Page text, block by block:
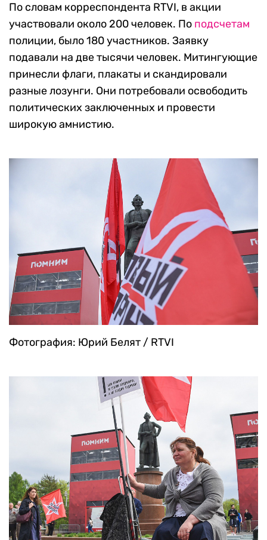
По словам корреспондента RTVI, в акции
участвовали около 200 человек. По подсчетам
полиции, было 180 участников. Заявку
подавали на две тысячи человек. Митингующие
принесли флаги, плакаты и скандировали
разные лозунги. Они потребовали освободить
политических заключенных и провести
широкую амнистию.
Фотография: Юрий Белят / RTVI